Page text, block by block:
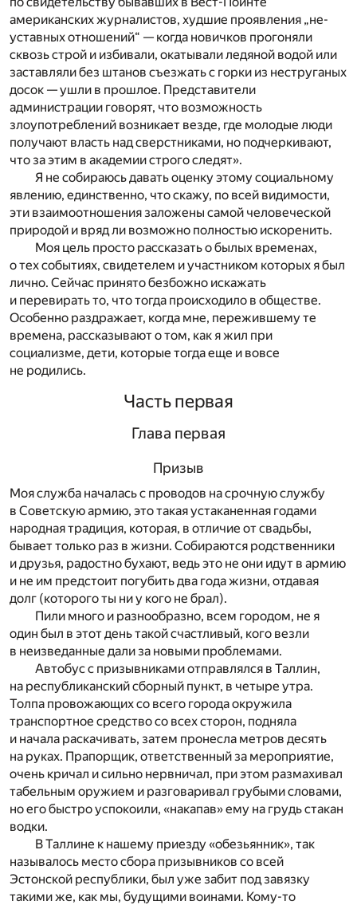
американских журна­листов, худшие проявления „не­
уставных отношений“ — когда но­вичков прогоняли
сквозь строй и избивали, окатывали ледяной водой или
заставляли без штанов съезжать с горки из неструганых
досок — ушли в прошлое. Представи­тели
администрации говорят, что возмож­ность
злоупотребле­ний возникает везде, где молодые люди
получают власть над сверстниками, но подчеркивают,
что за этим в акаде­мии строго следят».
Я не собираюсь давать оценку этому социальному
явлению, единственно, что скажу, по всей видимости,
эти взаимоотношения заложены самой человеческой
природой и вряд ли возможно полностью искоренить.
Моя цель просто рассказать о былых временах,
о тех событиях, свидетелем и участником которых я был
лично. Сейчас принято безбожно искажать
и перевирать то, что тогда происходило в обществе.
Особенно раздражает, когда мне, пережившему те
времена, рассказывают о том, как я жил при
социализме, дети, которые тогда еще и вовсе
не родились.
Часть первая
Глава первая
Призыв
Моя служба началась с проводов на срочную службу
в Советскую армию, это такая устаканенная годами
народная традиция, которая, в отличие от свадьбы,
бывает только раз в жизни. Собираются родственники
и друзья, радостно бухают, ведь это не они идут в армию
и не им предстоит погубить два года жизни, отдавая
долг (которого ты ни у кого не брал).
Пили много и разнообразно, всем городом, не я
один был в этот день такой счастливый, кого везли
в неизведанные дали за новыми проблемами.
Автобус с призывниками отправлялся в Таллин,
на республиканский сборный пункт, в четыре утра.
Толпа провожающих со всего города окружила
транспортное средство со всех сторон, подняла
и начала раскачивать, затем пронесла метров десять
на руках. Прапорщик, ответственный за мероприятие,
очень кричал и сильно нервничал, при этом размахивал
табельным оружием и разговаривал грубыми словами,
но его быстро успокоили, «накапав» ему на грудь стакан
водки.
В Таллине к нашему приезду «обезьянник», так
называлось место сбора призывников со всей
Эстонской республики, был уже забит под завязку
такими же, как мы, будущими воинами. Кому-то